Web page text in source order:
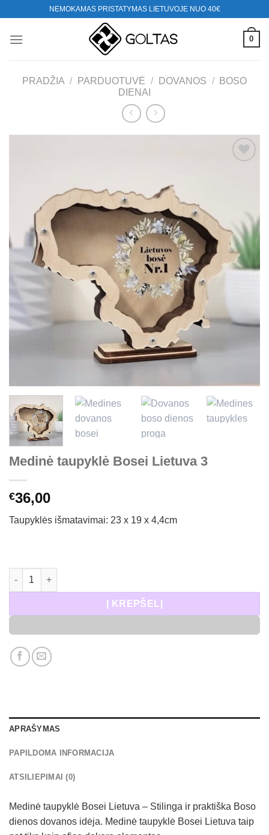
content
NEMOKAMAS PRISTATYMAS LIETUVOJE NUO 40€
0
PRADŽIA / PARDUOTUVĖ / DOVANOS /
BOSO
DIENAI
Medinė taupyklė Bosei Lietuva 3
€36,00
Taupyklės išmatavimai: 23 x 19 x 4,4cm
produkto kiekis: Medinė taupyklė Bosei Lietuva 3
Į KREPŠELĮ
APRAŠYMAS
PAPILDOMA INFORMACIJA
ATSILIEPIMAI (0)
Medinė taupyklė Bosei Lietuva – Stilinga ir praktiška Boso
dienos dovanos idėja. Medinė taupyklė Bosei Lietuva taip